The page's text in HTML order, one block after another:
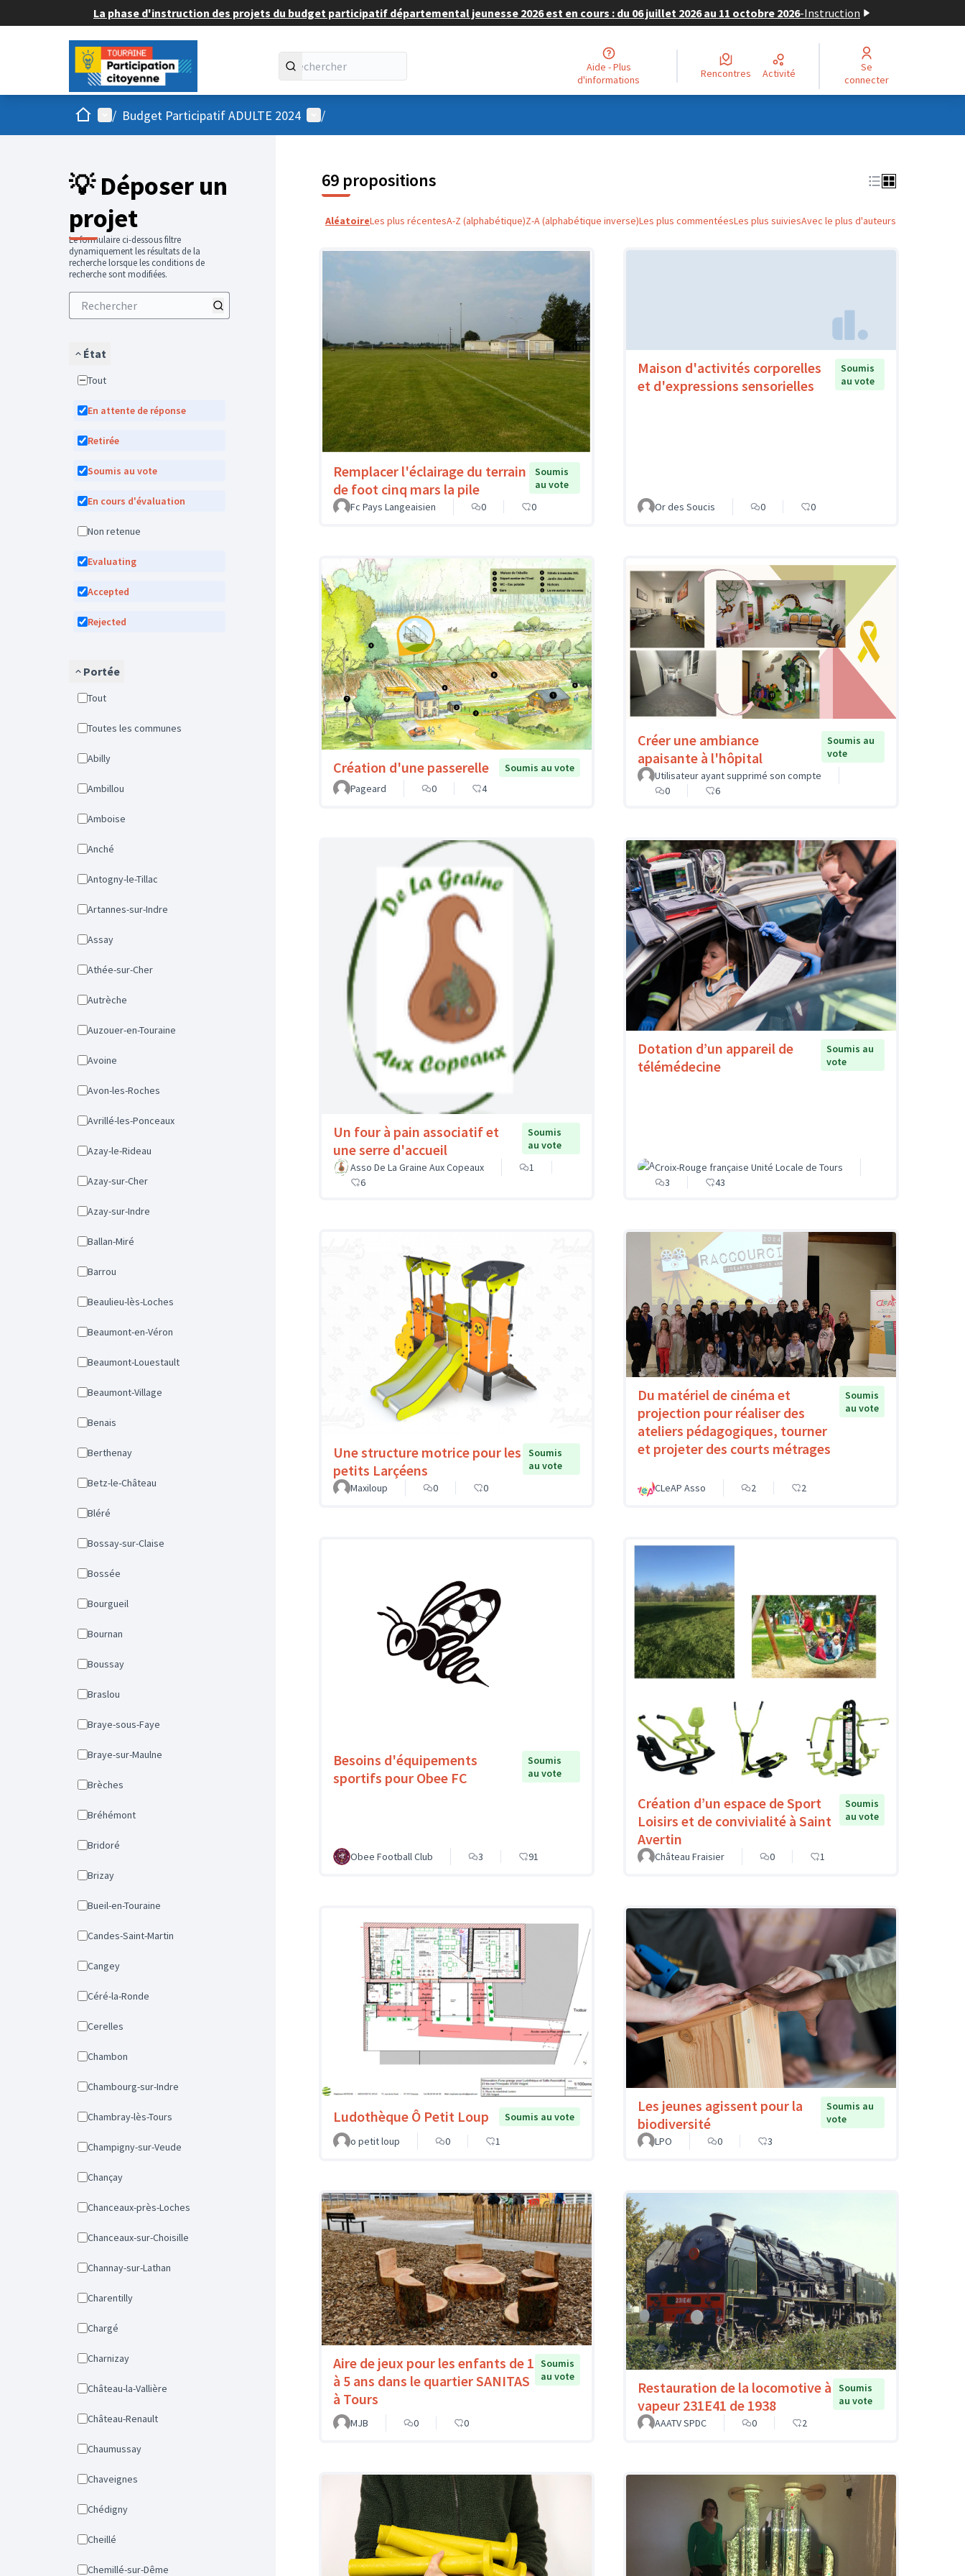
La phase d'instruction des projets du budget participatif départemental jeunesse 2026 est en cours : du 06 juillet 2026 au 11 octobre 2026-Instruction
Aide - Plus
d'informations
Rencontres Activité
Se
connecter
AccueilMenu principal
/ Budget Participatif ADULTE 2024 Menu utilisateur
/
💡 Déposer un
projet
Le formulaire ci-dessous filtre
dynamiquement les résultats de la
recherche lorsque les conditions de
recherche sont modifiées.
État
Tout
En attente de réponse
Retirée
Soumis au vote
En cours d'évaluation
Non retenue
Evaluating
Accepted
Rejected
Portée
Tout
Toutes les communes
Abilly
Ambillou
Amboise
Anché
Antogny-le-Tillac
Artannes-sur-Indre
Assay
Athée-sur-Cher
Autrèche
Auzouer-en-Touraine
Avoine
Avon-les-Roches
Avrillé-les-Ponceaux
Azay-le-Rideau
Azay-sur-Cher
Azay-sur-Indre
Ballan-Miré
Barrou
Beaulieu-lès-Loches
Beaumont-en-Véron
Beaumont-Louestault
Beaumont-Village
Benais
Berthenay
Betz-le-Château
Bléré
Bossay-sur-Claise
Bossée
Bourgueil
Bournan
Boussay
Braslou
Braye-sous-Faye
Braye-sur-Maulne
Brèches
Bréhémont
Bridoré
Brizay
Bueil-en-Touraine
Candes-Saint-Martin
Cangey
Céré-la-Ronde
Cerelles
Chambon
Chambourg-sur-Indre
Chambray-lès-Tours
Champigny-sur-Veude
Chançay
Chanceaux-près-Loches
Chanceaux-sur-Choisille
Channay-sur-Lathan
Charentilly
Chargé
Charnizay
Château-la-Vallière
Château-Renault
Chaumussay
Chaveignes
Chédigny
Cheillé
Chemillé-sur-Dême
69 propositions
AléatoireLes plus récentesA-Z (alphabétique)Z-A (alphabétique inverse)Les plus commentéesLes plus suiviesAvec le plus d'auteurs
Remplacer l'éclairage du terrain
de foot cinq mars la pile
Soumis
au vote
Fc Pays Langeaisien
0 0
Maison d'activités corporelles
et d'expressions sensorielles
Soumis
au vote
Or des Soucis 0 0
Création d'une passerelle
Soumis au vote
Pageard
0 4
Créer une ambiance
apaisante à l'hôpital
Soumis au
vote
Utilisateur ayant supprimé son compte
0
6
Un four à pain associatif et
une serre d'accueil
Soumis
au vote
Asso De La Graine Aux Copeaux
1
6
Dotation d’un appareil de
télémédecine
Soumis au
vote
Croix-Rouge française Unité Locale de Tours
3
43
Une structure motrice pour les
petits Larçéens
Soumis
au vote
Maxiloup
0 0
Du matériel de cinéma et
projection pour réaliser des
ateliers pédagogiques, tourner
et projeter des courts métrages
Soumis
au vote
CLeAP Asso 2 2
Besoins d'équipements
sportifs pour Obee FC
Soumis
au vote
Obee Football Club 3 91
Création d’un espace de Sport
Loisirs et de convivialité à Saint
Avertin
Soumis
au vote
Château Fraisier 0 1
Ludothèque Ô Petit Loup
Soumis au vote
o petit loup
0 1
Les jeunes agissent pour la
biodiversité
Soumis au
vote
LPO
0 3
Aire de jeux pour les enfants de 1
à 5 ans dans le quartier SANITAS
à Tours
Soumis
au vote
MJB 0 0
Restauration de la locomotive à
vapeur 231E41 de 1938
Soumis
au vote
AAATV SPDC
0 2